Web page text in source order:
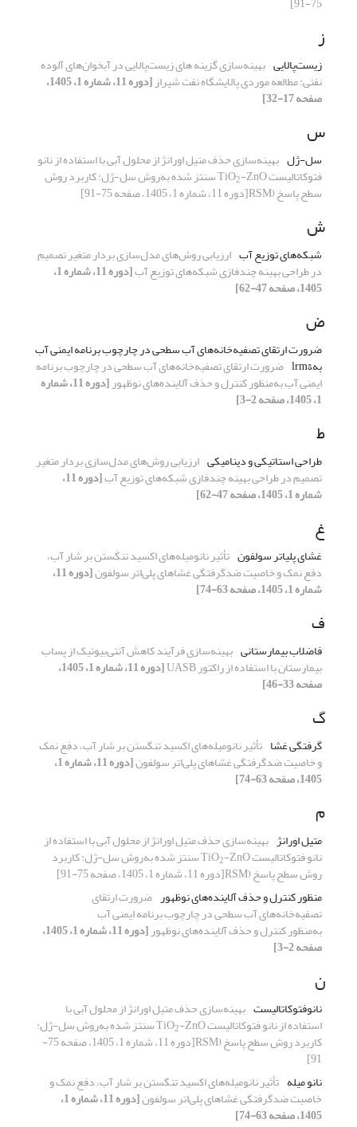
ز
زیست‌پالایی بهینه‌سازی گزینه های زیست‌‌پالایی در آبخوان‌های آلوده
نفتی: مطالعه موردی پالایشگاه نفت شیراز [دوره 11، شماره 1، 1405،
صفحه 17-32]
س
سل-ژل بهینهسازی حذف متیل اورانژ از محلول‌ آبی بااستفاده ازنانو
فتوکاتالیست TiO2-ZnO سنتز شده بهروش سل-ژل: کاربرد روش
سطح پاسخ(
RSM[دوره 11، شماره 1، 1405، صفحه 75-91]
ش
شبکه‌های توزیع آب ارزیابی روش‌های مدل‌سازی بردار متغیر تصمیم
در طراحی بهینهچندفازیشبکه‌های توزیع آب [دوره 11، شماره 1،
1405، صفحه 47-62]
ض
ضرورت ارتقای تصفیه‌خانه‌های آب سطحی در چارچوب برنامه ایمنی آب
به&‌lrm ضرورت ارتقای تصفیه‌خانه‌های آب سطحی در چارچوب برنامه
ایمنی آب بهمنظورکنترل وحذف آلاینده‌های نوظهور [دوره 11، شماره
1، 1405، صفحه 2-3]
ط
طراحی استاتیکی و دینامیکی ارزیابی روش‌های مدل‌سازی بردار متغیر
تصمیمدر طراحی بهینهچندفازیشبکه‌های توزیع آب [دوره 11،
شماره 1، 1405، صفحه 47-62]
غ
غشای پلی‎اتر سولفون تأثیر نانومیله‌های اکسید تنگستن بر شار آب،
دفع نمک و خاصیت ضدگرفتگی غشاهای پلی‌اتر سولفون [دوره 11،
شماره 1، 1405، صفحه 63-74]
ف
فاضلاب بیمارستانی بهینهسازی فرآیند کاهش آنتیبیوتیک­ از پساب
بیمارستان با استفاده از راکتورUASB [دوره 11، شماره 1، 1405،
صفحه 33-46]
گ
گرفتگی غشا تأثیر نانومیله‌های اکسید تنگستن بر شار آب، دفع نمک
و خاصیت ضدگرفتگی غشاهای پلی‌اتر سولفون [دوره 11، شماره 1،
1405، صفحه 63-74]
م
متیل اورانژ بهینهسازی حذف متیل اورانژ از محلول‌ آبی بااستفاده از
نانو فتوکاتالیست TiO2-ZnO سنتز شده بهروش سل-ژل: کاربرد
روش سطح پاسخ(
RSM[دوره 11، شماره 1، 1405، صفحه 75-91]
منظور کنترل و حذف آلاینده‌های نوظهور ضرورت ارتقای
تصفیه‌خانه‌های آب سطحی در چارچوب برنامه ایمنی آب
بهمنظورکنترل وحذف آلاینده‌های نوظهور [دوره 11، شماره 1، 1405،
صفحه 2-3]
ن
نانوفتوکاتالیست بهینهسازی حذف متیل اورانژ از محلول‌ آبی با
استفاده ازنانو فتوکاتالیست TiO2-ZnO سنتز شده بهروش سل-ژل:
کاربرد روش سطح پاسخ(
RSM [دوره 11، شماره 1، 1405، صفحه 75-
91]
نانو میله تأثیر نانومیله‌های اکسید تنگستن بر شار آب، دفع نمک و
خاصیت ضدگرفتگی غشاهای پلی‌اتر سولفون [دوره 11، شماره 1،
1405، صفحه 63-74]